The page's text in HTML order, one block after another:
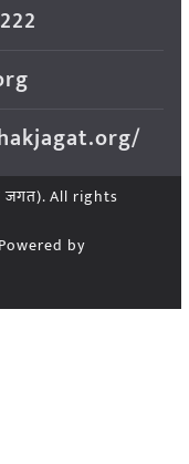
जगत). All rights
by